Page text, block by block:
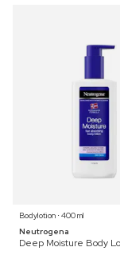
Bodylotion ⋅ 400 ml
Neutrogena
Deep Moisture Body